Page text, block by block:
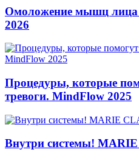
Омоложение мышц
2026
Процедуры, которые
тревоги. MindFlow 2025
Внутри системы!